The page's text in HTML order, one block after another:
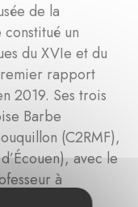
de la
constitué un
du XVIe et du
rapport
2019. Ses trois
Barbe
(C2RMF),
avec le
à
qui nous